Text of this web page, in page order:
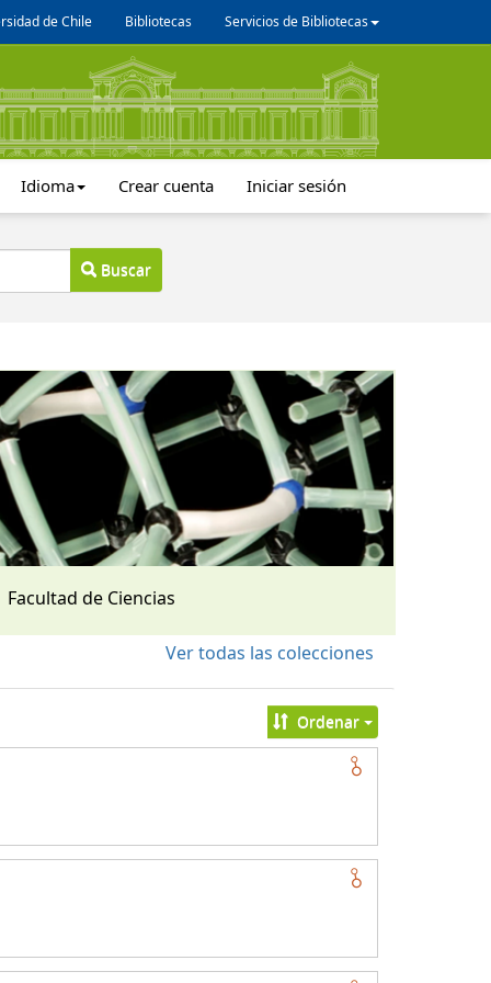
de Chile Bibliotecas Servicios de Bibliotecas
Idioma Crear cuenta Iniciar sesión
Buscar
Facultad de Ciencias
Ver todas las colecciones
Ordenar